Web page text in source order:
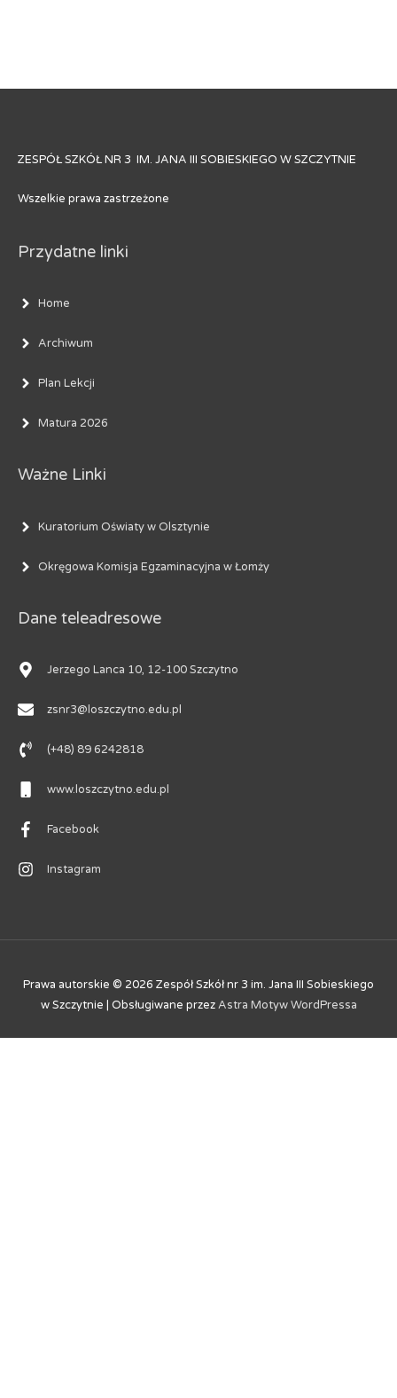
ZESPÓŁ SZKÓŁ NR 3 IM. JANA III SOBIESKIEGO W SZCZYTNIE
Wszelkie prawa zastrzeżone
Przydatne linki
Home
Archiwum
Plan Lekcji
Matura 2026
Ważne Linki
Kuratorium Oświaty w Olsztynie
Okręgowa Komisja Egzaminacyjna w Łomży
Dane teleadresowe
Jerzego Lanca 10, 12-100 Szczytno
zsnr3@loszczytno.edu.pl
(+48) 89 6242818
www.loszczytno.edu.pl
Facebook
Instagram
Prawa autorskie © 2026 Zespół Szkół nr 3 im. Jana III Sobieskiego
w Szczytnie | Obsługiwane przezAstra Motyw WordPressa